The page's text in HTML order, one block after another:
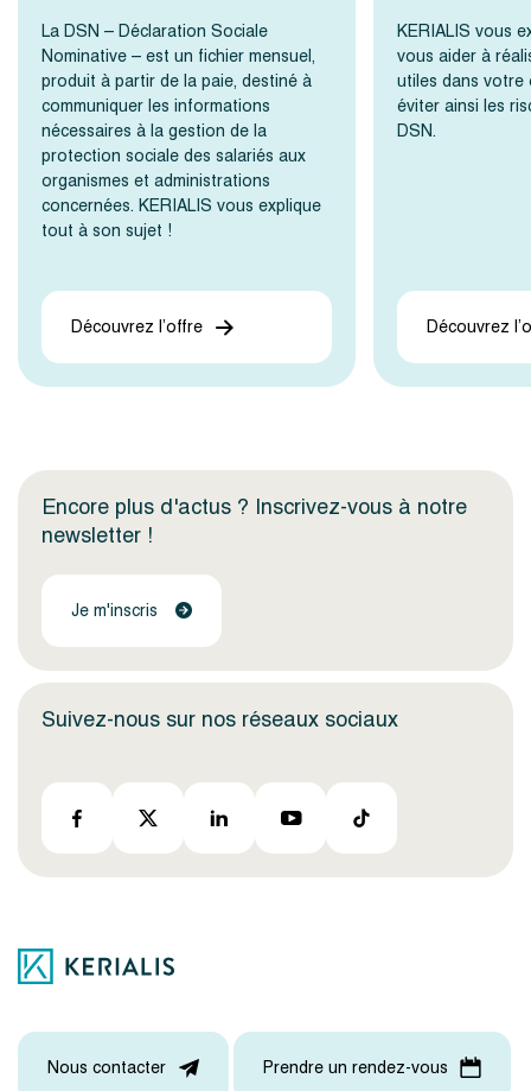
La DSN – Déclaration Sociale
Nominative – est un fichier mensuel,
produit à partir de la paie, destiné à
communiquer les informations
nécessaires à la gestion de la
protection sociale des salariés aux
organismes et administrations
concernées. KERIALIS vous explique
tout à son sujet !
Découvrez l’offre
KERIALIS vous
vous aider à
utiles dans
éviter ainsi les
DSN.
Découvrez
Encore plus d'actus ? Inscrivez-vous à notre
newsletter !
Je m'inscris
Suivez-nous sur nos réseaux sociaux
Nous contacter Prendre un rendez-vous